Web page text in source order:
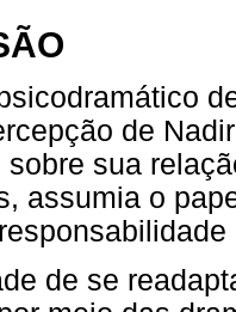
de
sobre sua
assumia o
de se